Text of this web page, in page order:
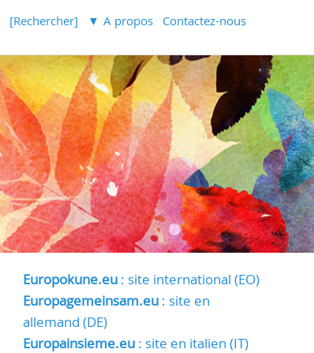
[Rechercher] A propos Contactez-nous
Europokune.eu: site international (EO)
Europagemeinsam.eu: site en
allemand (DE)
Europainsieme.eu: site en italien (IT)